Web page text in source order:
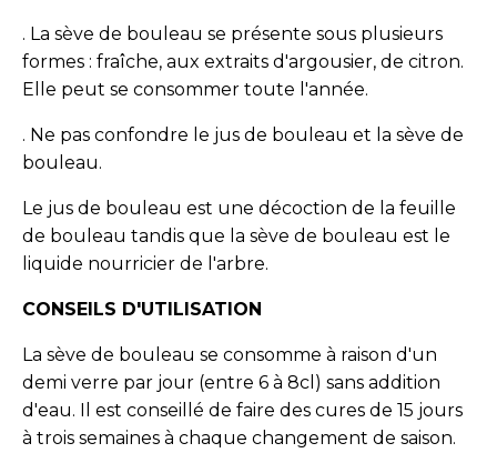
. La sève de bouleau se présente sous plusieurs
formes : fraîche, aux extraits d'argousier, de citron.
Elle peut se consommer toute l'année.
. Ne pas confondre le jus de bouleau et la sève de
bouleau.
Le jus de bouleau est une décoction de la feuille
de bouleau tandis que la sève de bouleau est le
liquide nourricier de l'arbre.
CONSEILS D'UTILISATION
La sève de bouleau se consomme à raison d'un
demi verre par jour (entre 6 à 8cl) sans addition
d'eau. Il est conseillé de faire des cures de 15 jours
à trois semaines à chaque changement de saison.